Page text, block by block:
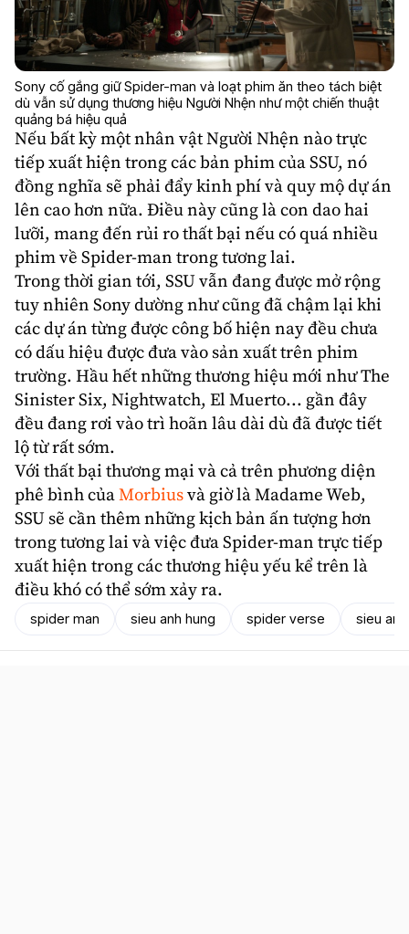
Sony cố gắng giữ Spider-man và loạt phim ăn theo tách biệt
dù vẫn sử dụng thương hiệu Người Nhện như một chiến thuật
quảng bá hiệu quả
Nếu bất kỳ một nhân vật Người Nhện nào trực
tiếp xuất hiện trong các bản phim của SSU, nó
đồng nghĩa sẽ phải đẩy kinh phí và quy mộ dự án
lên cao hơn nữa. Điều này cũng là con dao hai
lưỡi, mang đến rủi ro thất bại nếu có quá nhiều
phim về Spider-man trong tương lai.
Trong thời gian tới, SSU vẫn đang được mở rộng
tuy nhiên Sony dường như cũng đã chậm lại khi
các dự án từng được công bố hiện nay đều chưa
có dấu hiệu được đưa vào sản xuất trên phim
trường. Hầu hết những thương hiệu mới như The
Sinister Six, Nightwatch, El Muerto... gần đây
đều đang rơi vào trì hoãn lâu dài dù đã được tiết
lộ từ rất sớm.
Với thất bại thương mại và cả trên phương diện
phê bình củaMorbiusvà giờ là Madame Web,
SSU sẽ cần thêm những kịch bản ấn tượng hơn
trong tương lai và việc đưa Spider-man trực tiếp
xuất hiện trong các thương hiệu yếu kể trên là
điều khó có thể sớm xảy ra.
spider man sieu anh hung spider verse sieu